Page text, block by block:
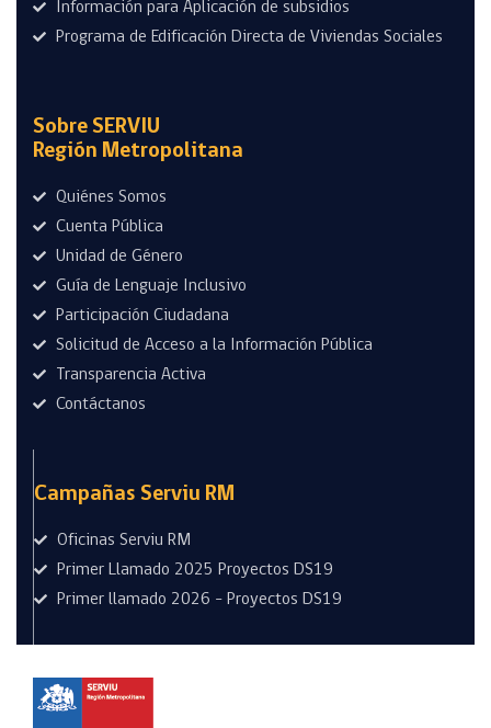
Información para Aplicación de subsidios
Programa de Edificación Directa de Viviendas Sociales
Sobre SERVIU
Región Metropolitana
Quiénes Somos
Cuenta Pública
Unidad de Género
Guía de Lenguaje Inclusivo
Participación Ciudadana
Solicitud de Acceso a la Información Pública
Transparencia Activa
Contáctanos
Campañas Serviu RM
Oficinas Serviu RM
Primer Llamado 2025 Proyectos DS19
Primer llamado 2026 - Proyectos DS19